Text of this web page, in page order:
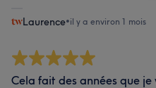
Laurence•il y a environ 1 mois
Cela fait des années que